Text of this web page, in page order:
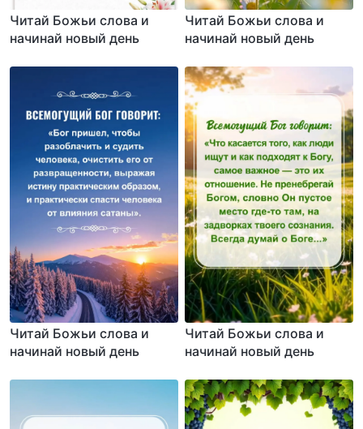
Читай Божьи слова и
начинай новый день
Читай Божьи слова и
начинай новый день
Читай Божьи слова и
начинай новый день
Читай Божьи слова и
начинай новый день